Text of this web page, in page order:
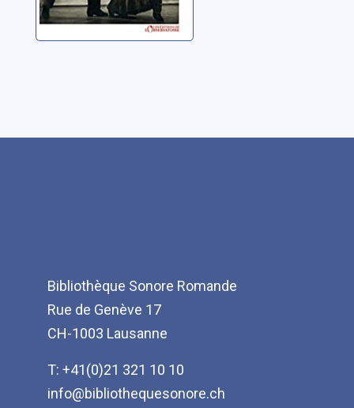
Bibliothèque Sonore Romande
Rue de Genève 17
CH-1003 Lausanne
T: +41(0)21 321 10 10
info@bibliothequesonore.ch